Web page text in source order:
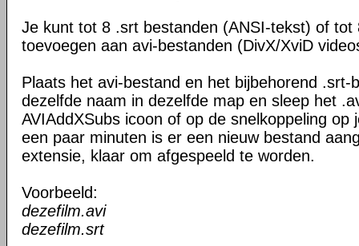
Je kunt tot 8 .srt bestanden (ANSI-tekst) of tot
toevoegen aan avi-bestanden (DivX/XviD
Plaats het avi-bestand en het bijbehorend
dezelfde naam in dezelfde map en sleep het
AVIAddXSubs icoon of op de snelkoppeling op
een paar minuten is er een nieuw bestand
extensie, klaar om afgespeeld te worden.
Voorbeeld:
dezefilm.avi
dezefilm.srt